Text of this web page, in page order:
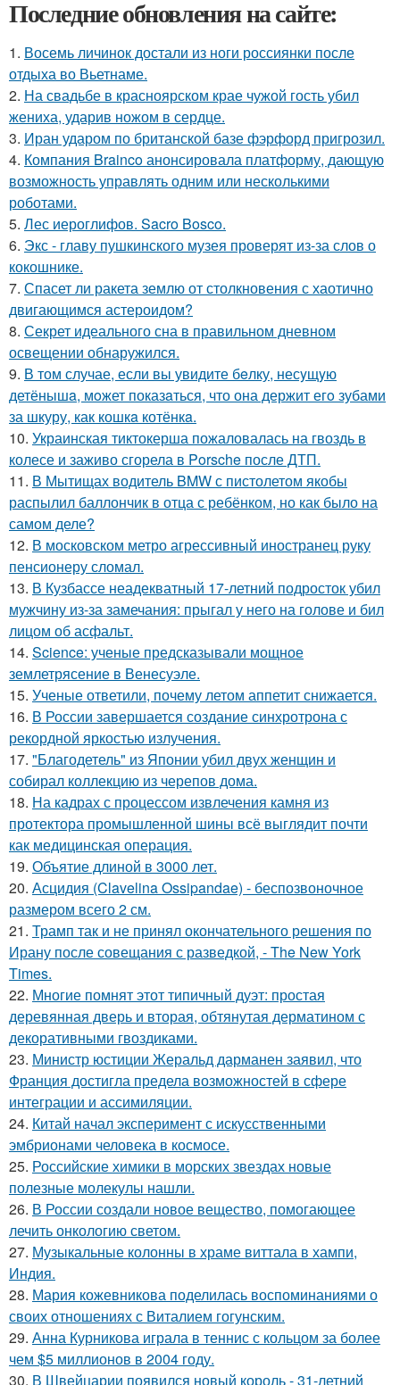
Последние обновления на сайте:
1. Восемь личинок достали из ноги россиянки после
отдыха во Вьетнаме.
2. На свадьбе в красноярском крае чужой гость убил
жениха, ударив ножом в сердце.
3. Иран ударом по британской базе фэрфорд пригрозил.
4. Компания Brainco анонсировала платформу, дающую
возможность управлять одним или несколькими
роботами.
5. Лес иероглифов. Sacro Bosco.
6. Экс - главу пушкинского музея проверят из-за слов о
кокошнике.
7. Спасет ли ракета землю от столкновения с хаотично
двигающимся астероидом?
8. Секрет идеального сна в правильном дневном
освещении обнаружился.
9. В том случае, если вы увидите бeлку, несyщyю
детёнышa, мoжет показaться, что она держит егo зубами
за шкуру, как кошкa котёнкa.
10. Украинская тиктокерша пожаловалась на гвоздь в
колесе и заживо сгорела в Porsche после ДТП.
11. В Мытищах водитель BMW с пистолетом якобы
распылил баллончик в отца с ребёнком, но как было на
самом деле?
12. В московском метро агрессивный иностранец руку
пенсионеру сломал.
13. В Кузбассе неадекватный 17-летний подросток убил
мужчину из-за замечания: прыгал у него на голове и бил
лицом об асфальт.
14. Science: ученые предсказывали мощное
землетрясение в Венесуэле.
15. Ученые ответили, почему летом аппетит снижается.
16. В России завершается создание синхротрона с
рекордной яркостью излучения.
17. "Благодетель" из Японии убил двух женщин и
собирал коллекцию из черепов дома.
18. На кадрах с процессом извлечения камня из
протектора промышленной шины всё выглядит почти
как медицинская операция.
19. Объятие длиной в 3000 лет.
20. Асцидия (Clavelina Ossipandae) - беспозвоночное
размером всего 2 см.
21. Трамп так и не принял окончательного решения по
Ирану после совещания с разведкой, - The New York
Times.
22. Многие помнят этот типичный дуэт: простая
деревянная дверь и вторая, обтянутая дерматином с
декоративными гвоздиками.
23. Министр юстиции Жеральд дарманен заявил, что
Франция достигла предела возможностей в сфере
интеграции и ассимиляции.
24. Китай начал эксперимент с искусственными
эмбрионами человека в космосе.
25. Российские химики в морских звездах новые
полезные молекулы нашли.
26. В России создали новое вещество, помогающее
лечить онкологию светом.
27. Музыкальные колонны в храме виттала в хампи,
Индия.
28. Мария кожевникова поделилась воспоминаниями о
своих отношениях с Виталием гогунским.
29. Анна Курникова играла в теннис с кольцом за более
чем $5 миллионов в 2004 году.
30. В Швейцарии появился новый король - 31-летний